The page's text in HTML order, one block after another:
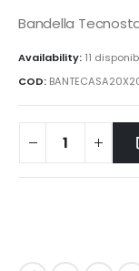
Bandella
Availability: 11
COD: